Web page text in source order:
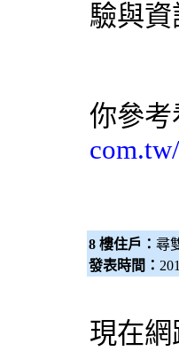
驗與
你參考
com.tw/
8 樓住戶： 尋
發表時間：
現在